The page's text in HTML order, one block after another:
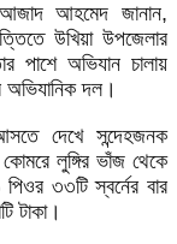
আজাদ আহমেদ জানান,
উখিয়া উপজেলার
পাশে অভিযান চালায়
অভিযানিক দল।
দেখে সন্দেহজনক
লুঙ্গির ভাঁজ থেকে
৩৩টি স্বর্নের বার
টাকা।